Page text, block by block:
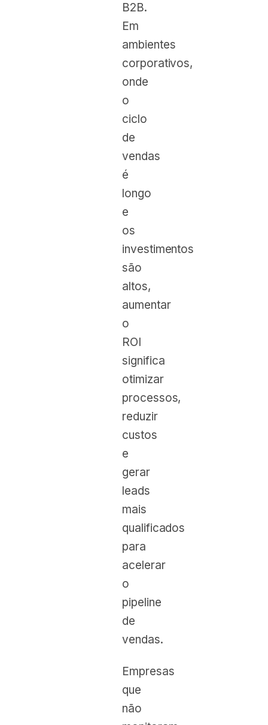
B2B.
Em
ambientes
corporativos,
onde
o
ciclo
de
vendas
é
longo
e
os
investimentos
são
altos,
aumentar
o
ROI
significa
otimizar
processos,
reduzir
custos
e
gerar
leads
mais
qualificados
para
acelerar
o
pipeline
de
vendas.
Empresas
que
não